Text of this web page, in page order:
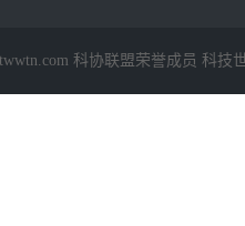
科协联盟荣誉成员 科